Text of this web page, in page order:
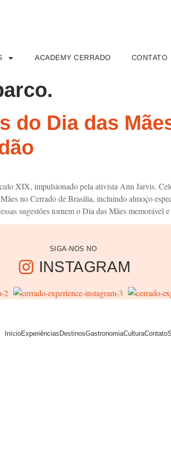
ACADEMY CERRADO CONTATO
do Dia das
XIX, impulsionado pela ativista Ann Jarvis.
no Cerrado de Brasília, incluindo almoço
sugestões tornem o Dia das Mães memorável
SIGA-NOS NO
INSTAGRAM
InícioExperiências DestinosGastronomiaCulturaContato